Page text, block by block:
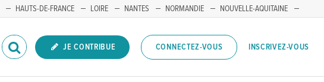
HAUTS-DE-FRANCE LOIRE NANTES NORMANDIE
NOUVELLE-AQUITAINE
JE CONTRIBUE CONNECTEZ-VOUS INSCRIVEZ-VOUS